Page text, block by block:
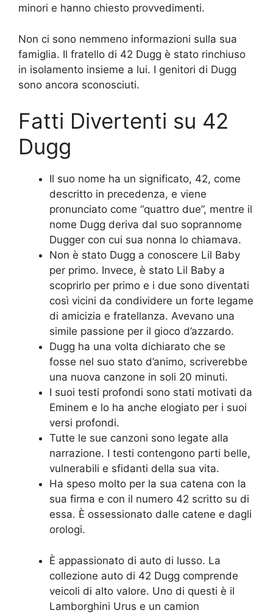
minori e hanno chiesto provvedimenti.
Non ci sono nemmeno informazioni sulla sua
famiglia. Il fratello di 42 Dugg è stato rinchiuso
in isolamento insieme a lui. I genitori di Dugg
sono ancora sconosciuti.
Fatti Divertenti su 42
Dugg
Il suo nome ha un significato, 42, come
descritto in precedenza, e viene
pronunciato come “quattro due”, mentre il
nome Dugg deriva dal suo soprannome
Dugger con cui sua nonna lo chiamava.
Non è stato Dugg a conoscere Lil Baby
per primo. Invece, è stato Lil Baby a
scoprirlo per primo e i due sono diventati
così vicini da condividere un forte legame
di amicizia e fratellanza. Avevano una
simile passione per il gioco d’azzardo.
Dugg ha una volta dichiarato che se
fosse nel suo stato d’animo, scriverebbe
una nuova canzone in soli 20 minuti.
I suoi testi profondi sono stati motivati da
Eminem e lo ha anche elogiato per i suoi
versi profondi.
Tutte le sue canzoni sono legate alla
narrazione. I testi contengono parti belle,
vulnerabili e sfidanti della sua vita.
Ha speso molto per la sua catena con la
sua firma e con il numero 42 scritto su di
essa. È ossessionato dalle catene e dagli
orologi.
È appassionato di auto di lusso. La
collezione auto di 42 Dugg comprende
veicoli di alto valore. Uno di questi è il
Lamborghini Urus e un camion